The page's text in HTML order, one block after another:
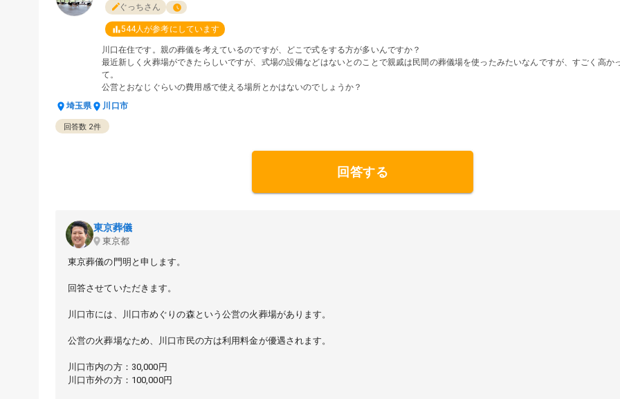
ぐっちさん
544人が参考にしています
川口在住です。親の葬儀を考えているのですが、どこで式をする方が多いんですか？
最近新しく火葬場ができたらしいですが、式場の設備などはないとのことで親戚は民間の葬儀場を使ったみたいなんですが、すごく高か
て。
公営とおなじぐらいの費用感で使える場所とかはないのでしょうか？
埼玉県
川口市
回答数 2件
回答する
東京葬儀
東京都
東京葬儀の門明と申します。
回答させていただきます。
川口市には、川口市めぐりの森という公営の火葬場があります。
公営の火葬場なため、川口市民の方は利用料金が優遇されます。
川口市内の方：30,000円
川口市外の方：100,000円